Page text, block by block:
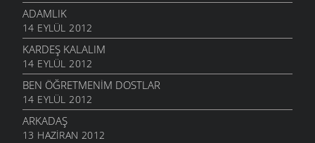
ADAMLIK
14 EYLÜL 2012
KARDEŞ KALALIM
14 EYLÜL 2012
BEN ÖĞRETMENIM DOSTLAR
14 EYLÜL 2012
ARKADAŞ
13 HAZIRAN 2012